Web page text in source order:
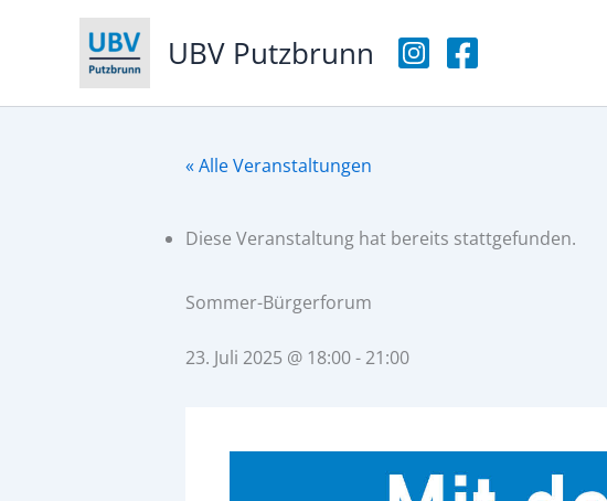
UBV Putzbrunn
« Alle Veranstaltungen
Diese Veranstaltung hat bereits stattgefunden.
Sommer-Bürgerforum
23. Juli 2025 @ 18:00-21:00